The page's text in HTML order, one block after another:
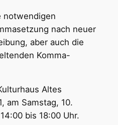
notwendigen
nach neuer
aber auch die
Komma-
Altes
am Samstag, 10.
bis 18:00 Uhr.